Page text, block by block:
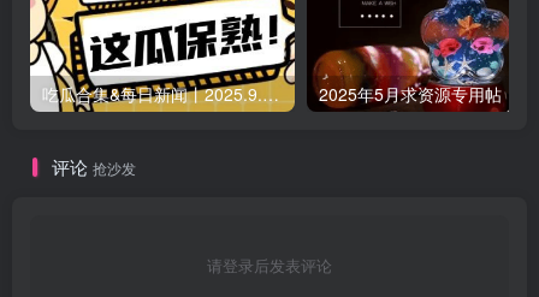
吃瓜合集&每日新闻丨2025.9.5 日更新（作者失业期间随缘更新） 2025年5月求资源专用帖
评论 抢沙发
请登录后发表评论